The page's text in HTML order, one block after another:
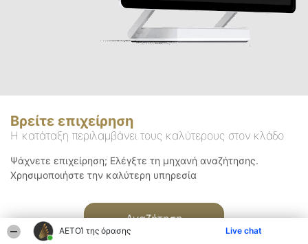
ΑΕΤΟΊ της όρασης Live chat
Βρείτε επιχείρηση
Η κατάταξη περιλαμβάνει τους καλύτερους στον κλάδο
Ψάχνετε επιχείρηση; Ελέγξτε τη μηχανή αναζήτησης.
Χρησιμοποιήστε την καλύτερη υπηρεσία
Αναζήτηση